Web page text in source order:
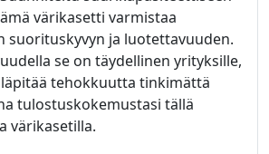
värikasetti varmistaa
suorituskyvyn ja luotettavuuden.
se on täydellinen yrityksille,
tehokkuutta tinkimättä
tulostuskokemustasi tällä
värikasetilla.